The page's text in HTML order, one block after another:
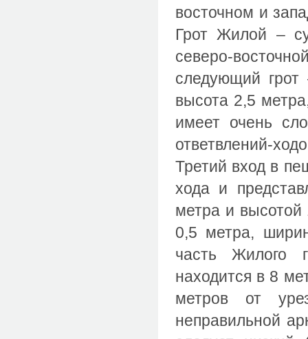
восточном и
Грот Жилой –
северо-
следующий
высота 2,5
имеет очень
ответвлений-
Третий вход в
хода и
метра и высотой
0,5 метра,
часть Жилого
находится в 8
метров от
неправильной